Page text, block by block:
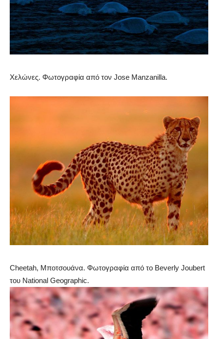
Χελώνες. Φωτογραφία από τον Jose Manzanilla.
Cheetah, Μποτσουάνα. Φωτογραφία από το Beverly Joubert
του National Geographic.